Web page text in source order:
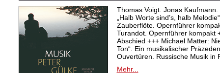
Thomas Voigt: Jonas
„Halb Worte sind’s, halb
Zauberflöte. Opernführer
Turandot. Opernführer kompakt
Abschied +++ Michael Matter:
Ton“. Ein musikalischer
Ouvertüren. Russische Musik in
Mehr...